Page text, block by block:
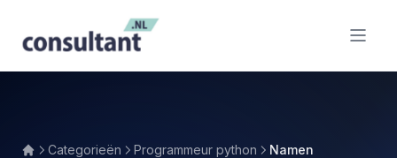
Categorieën Programmeur python Namen